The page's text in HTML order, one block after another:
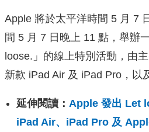
Apple 將於太平洋時間 5 月 7
間 5 月 7 日晚上 11 點，舉辦
loose.」的線上特別活動，由
新款 iPad Air 及 iPad Pro，以
延伸閱讀： Apple 發出 Let
iPad Air、iPad Pro 及